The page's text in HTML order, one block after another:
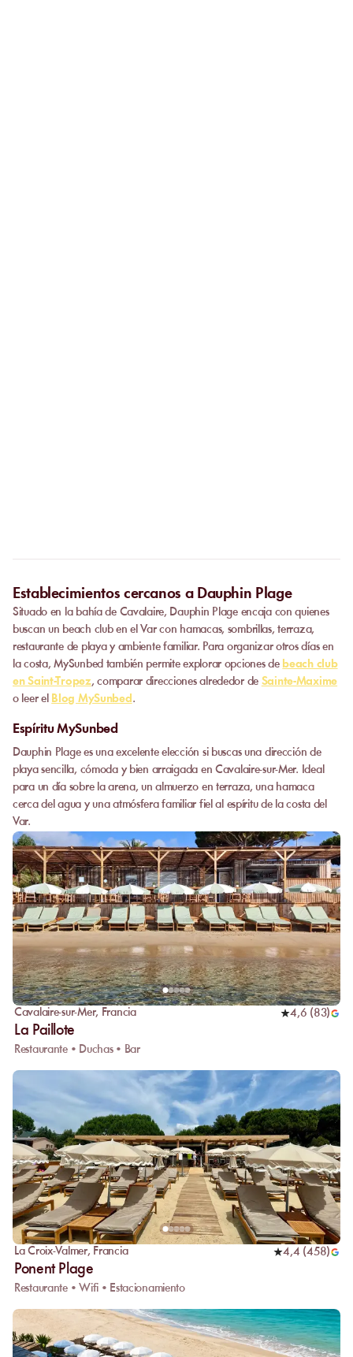
personas, la fecha y los servicios solicitados.
Establecimientos cercanos a Dauphin Plage
Situado en la bahía de Cavalaire, Dauphin Plage encaja con quienes
buscan un beach club en el Var con hamacas, sombrillas, terraza,
restaurante de playa y ambiente familiar. Para organizar otros días en
la costa, MySunbed también permite explorar opciones de beach club
en Saint-Tropez, comparar direcciones alrededor de Sainte-Maxime
o leer el Blog MySunbed.
Espíritu MySunbed
Dauphin Plage es una excelente elección si buscas una dirección de
playa sencilla, cómoda y bien arraigada en Cavalaire-sur-Mer. Ideal
para un día sobre la arena, un almuerzo en terraza, una hamaca
cerca del agua y una atmósfera familiar fiel al espíritu de la costa del
Var.
Cavalaire-sur-Mer, Francia 4,6 (83)
La Paillote
Restaurante • Duchas • Bar
La Croix-Valmer, Francia 4,4 (458)
Ponent Plage
Restaurante • Wifi • Estacionamiento